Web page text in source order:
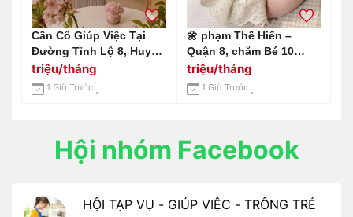
Cần Cô Giúp Việc Tại
Đường Tỉnh Lộ 8, Huyện
Củ Chi - Lương 12tr
triệu/tháng
1 Giờ Trước
🌼 phạm Thế Hiển –
Quận 8, chăm Bé 10
Tháng
triệu/tháng
1 Giờ Trước
Hội nhóm Facebook
HỘI TẠP VỤ - GIÚP VIỆC - TRÔNG TRẺ